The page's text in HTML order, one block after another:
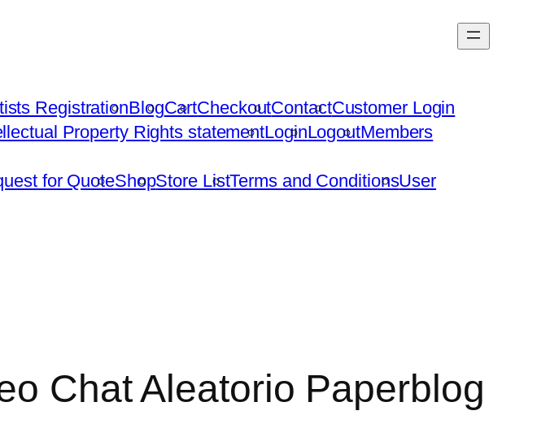
RegistrationBlogCartCheckoutContactCustomer Login
Property Rights statementLoginLogoutMembers
for QuoteShopStore ListTerms and ConditionsUser
Chat Aleatorio Paperblog